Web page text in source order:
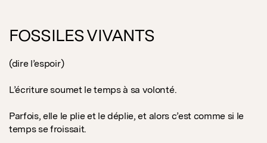
FOSSILES VIVANTS
(dire l’espoir)
L’écriture soumet le temps à sa volonté.
Parfois, elle le plie et le déplie, et alors c’est comme si le
temps se froissait.